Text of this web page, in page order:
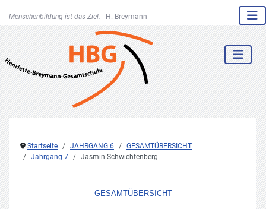
Menschenbildung ist das Ziel. - H. Breymann
Startseite JAHRGANG 6
GESAMTÜBERSICHT
Jahrgang 7
Jasmin Schwichtenberg
GESAMTÜBERSICHT